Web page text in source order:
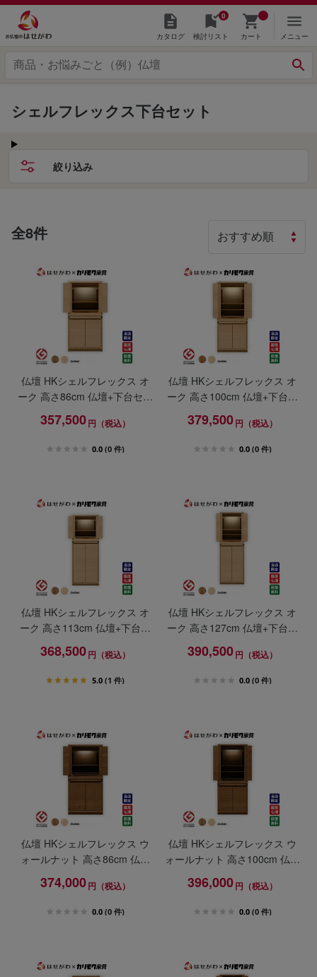
カタログ
0
検討リスト カート メニュー
シェルフレックス下台セット
全8件
絞り込み
仏壇 HKシェルフレックス オ
ーク 高さ86cm 仏壇+下台セッ
ト
357,500円（税込）
0.0 (0 件)
仏壇 HKシェルフレックス オ
ーク 高さ100cm 仏壇+下台セ
ット
379,500円（税込）
0.0 (0 件)
仏壇 HKシェルフレックス オ
ーク 高さ113cm 仏壇+下台セ
ット
368,500円（税込）
5.0 (1 件)
仏壇 HKシェルフレックス オ
ーク 高さ127cm 仏壇+下台セ
ット
390,500円（税込）
0.0 (0 件)
仏壇 HKシェルフレックス ウ
ォールナット 高さ86cm 仏壇
+下台セット
374,000円（税込）
0.0 (0 件)
仏壇 HKシェルフレックス ウ
ォールナット 高さ100cm 仏壇
+下台セット
396,000円（税込）
0.0 (0 件)